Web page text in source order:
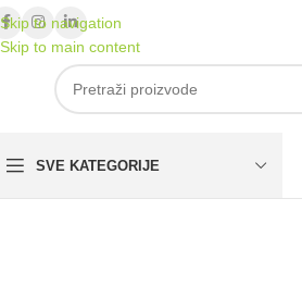
Skip to navigation
Skip to main content
SVE KATEGORIJE